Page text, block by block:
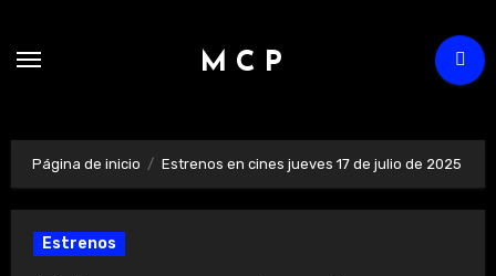
M C P
Página de inicio Estrenos en cines jueves 17 de julio de 2025
Estrenos